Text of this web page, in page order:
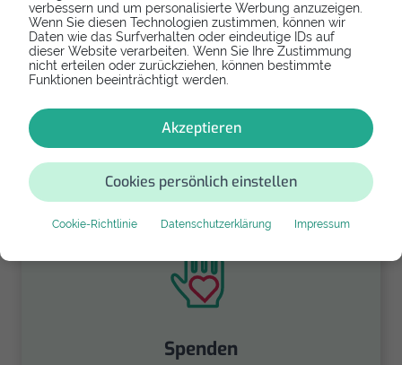
verbessern und um personalisierte Werbung anzuzeigen.
Wenn Sie diesen Technologien zustimmen, können wir
Daten wie das Surfverhalten oder eindeutige IDs auf
dieser Website verarbeiten. Wenn Sie Ihre Zustimmung
nicht erteilen oder zurückziehen, können bestimmte
Funktionen beeinträchtigt werden.
Akzeptieren
Cookies persönlich einstellen
Cookie-Richtlinie Datenschutzerklärung Impressum
Refurbishtes/Neues Apple iPhone 5
als Ersatz ein gebrauchtes Modell derselben
Reihe.
129,95 €
Spenden